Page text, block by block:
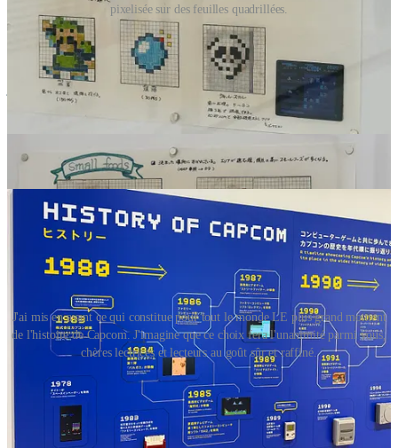
pixelisée sur des feuilles quadrillées.
Via cette exposition itinérante, qui a débuté à Osaka en partenariat
avec l’exposition universelle de 2025, Capcom revisite l’histoire du
jeu vidéo et son évolution à travers le prisme de son propre
catalogue de jeux.
On débute ainsi avec un mur de logos formant le nom Capcom, qui
fait face à une gigantesque frise, où certains des moments forts de
l’histoire de l’éditeur sont mis en exergue.
J'ai mis en avant ce qui constitue pour tout le monde LE plus grand moment
de l'histoire de Capcom. J'imagine que ce choix fera l'unanimité parmi vous,
chères lectrices et lecteurs au goût sûr et raffiné.
Il faut dire que Capcom peut se permettre un tel voyage dans le
temps, nombre de ses franchises représentant des paliers importants
de l'histoire de notre média.